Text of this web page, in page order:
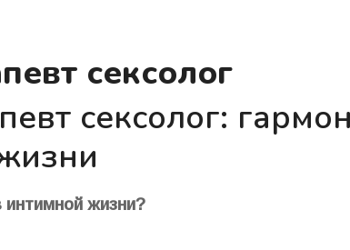
сексолог
сексолог:
интимной жизни?